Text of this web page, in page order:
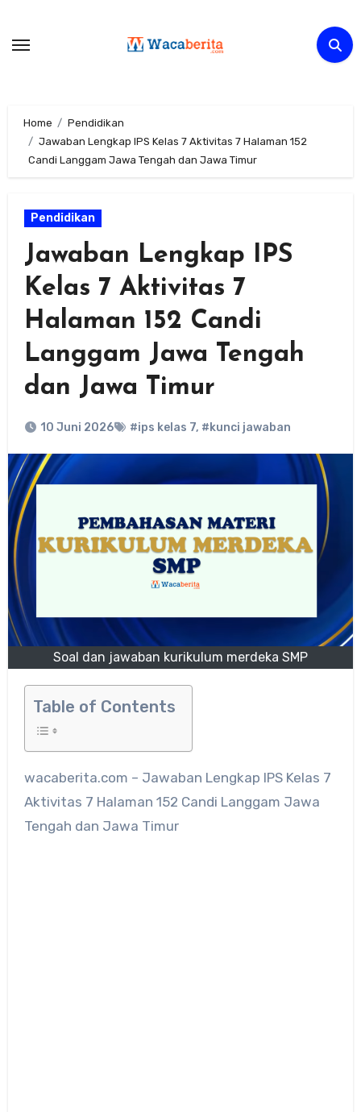
content
Home
Pendidikan
Jawaban Lengkap IPS Kelas 7 Aktivitas 7 Halaman 152
Candi Langgam Jawa Tengah dan Jawa Timur
Pendidikan
Jawaban Lengkap IPS
Kelas 7 Aktivitas 7
Halaman 152 Candi
Langgam Jawa Tengah
dan Jawa Timur
10 Juni 2026 #ips kelas 7, #kunci jawaban
Soal dan jawaban kurikulum merdeka SMP
Table of Contents
wacaberita.com – Jawaban Lengkap IPS Kelas 7
Aktivitas 7 Halaman 152 Candi Langgam Jawa
Tengah dan Jawa Timur